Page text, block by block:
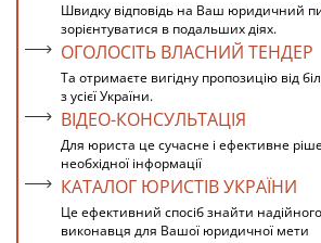
Швидку відповідь на Ваш юридичний
зорієнтуватися в подальших діях.
ОГОЛОСІТЬ ВЛАСНИЙ ТЕНДЕР
Та отримаєте вигідну пропозицію від
з усієї України.
ВІДЕО-КОНСУЛЬТАЦІЯ
Для юриста це сучасне і ефективне
необхідної інформації
КАТАЛОГ ЮРИСТІВ УКРАЇНИ
Це ефективний спосіб знайти
виконавця для Вашої юридичної мети